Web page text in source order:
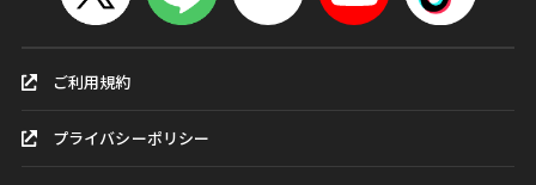
ご利用規約
プライバシーポリシー